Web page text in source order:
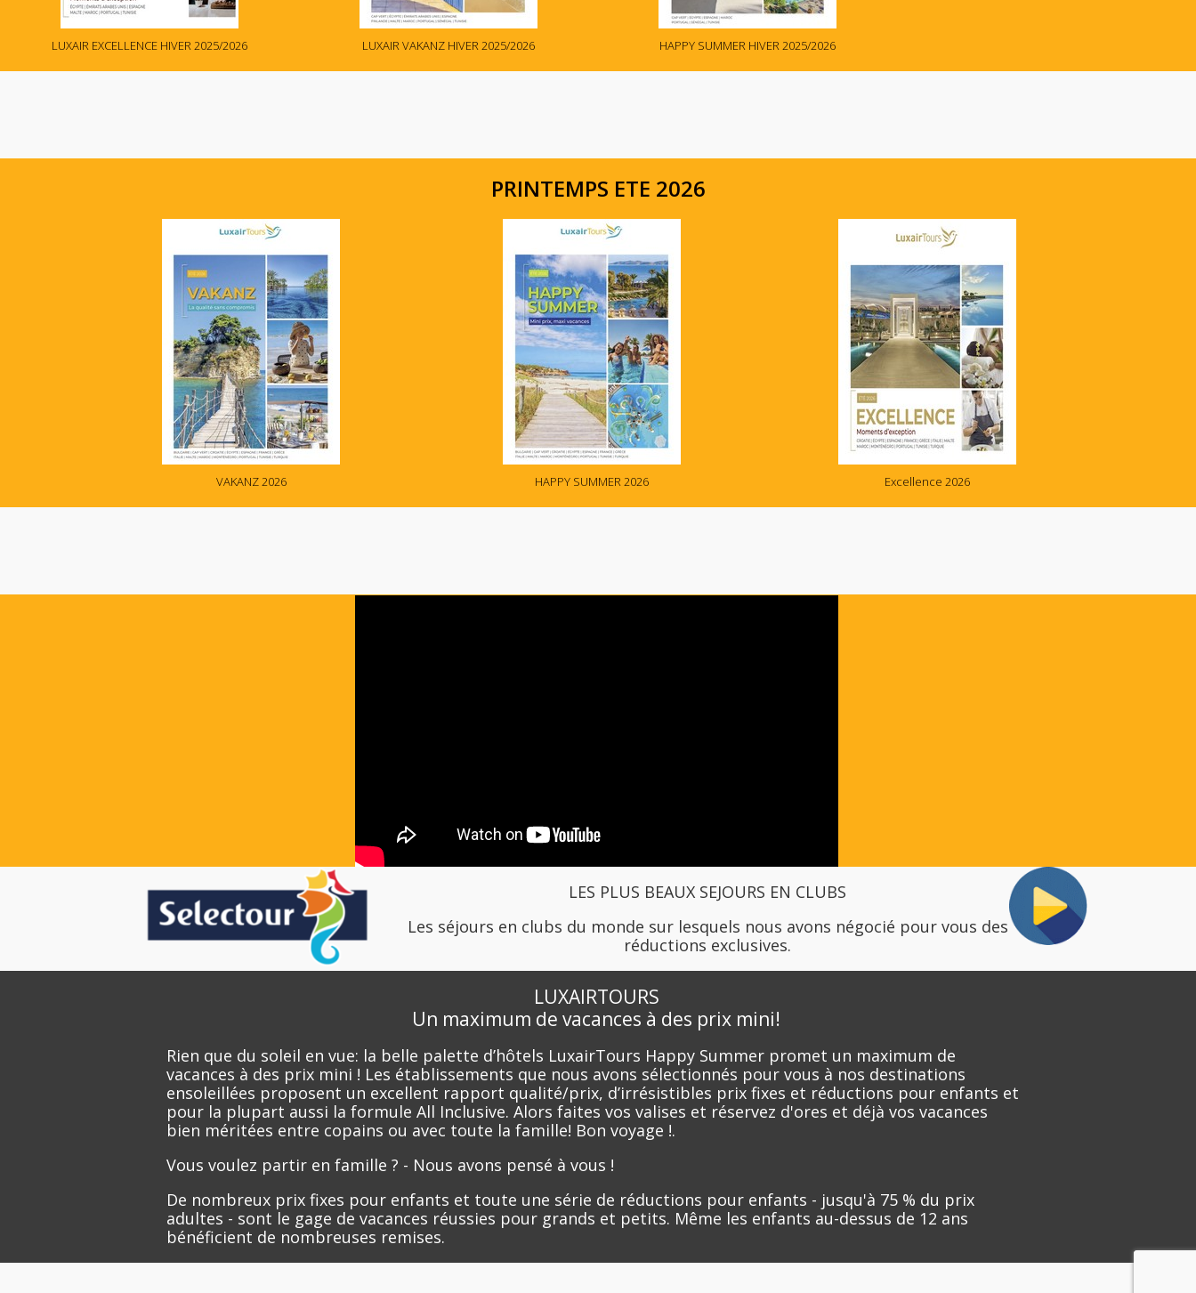
LUXAIR EXCELLENCE HIVER 2025/2026 LUXAIR VAKANZ HIVER 2025/2026 HAPPY SUMMER HIVER 2025/2026
PRINTEMPS ETE 2026
VAKANZ 2026 HAPPY SUMMER 2026 Excellence 2026
LES PLUS BEAUX SEJOURS EN CLUBS
Les séjours en clubs du monde sur lesquels nous avons négocié pour vous des
réductions exclusives.
LUXAIRTOURS
Un maximum de vacances à des prix mini!
Rien que du soleil en vue: la belle palette d’hôtels LuxairTours Happy Summer promet un maximum de
vacances à des prix mini ! Les établissements que nous avons sélectionnés pour vous à nos destinations
ensoleillées proposent un excellent rapport qualité/prix, d’irrésistibles prix fixes et réductions pour enfants et
pour la plupart aussi la formule All Inclusive. Alors faites vos valises et réservez d'ores et déjà vos vacances
bien méritées entre copains ou avec toute la famille! Bon voyage !.
Vous voulez partir en famille ? - Nous avons pensé à vous !
De nombreux prix fixes pour enfants et toute une série de réductions pour enfants - jusqu'à 75 % du prix
adultes - sont le gage de vacances réussies pour grands et petits. Même les enfants au-dessus de 12 ans
bénéficient de nombreuses remises.